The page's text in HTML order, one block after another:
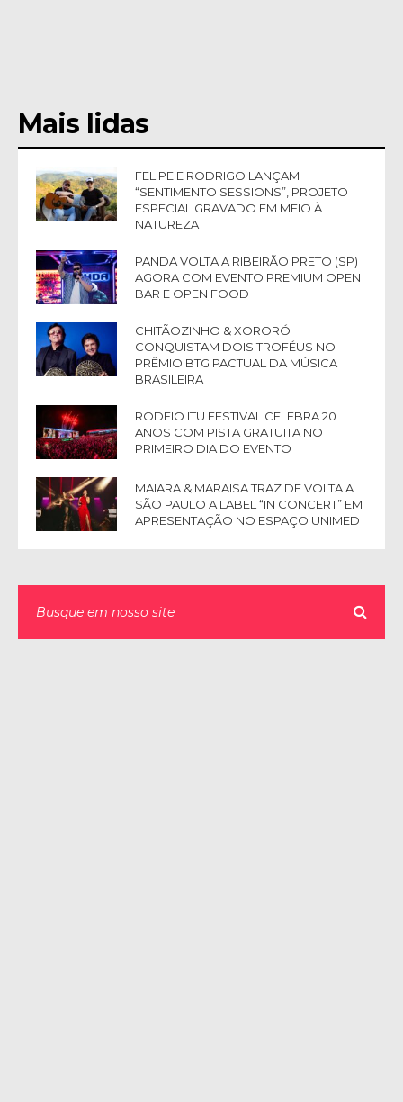
Mais lidas
FELIPE E RODRIGO LANÇAM
“SENTIMENTO SESSIONS”, PROJETO
ESPECIAL GRAVADO EM MEIO À
NATUREZA
PANDA VOLTA A RIBEIRÃO PRETO (SP)
AGORA COM EVENTO PREMIUM OPEN
BAR E OPEN FOOD
CHITÃOZINHO & XORORÓ
CONQUISTAM DOIS TROFÉUS NO
PRÊMIO BTG PACTUAL DA MÚSICA
BRASILEIRA
RODEIO ITU FESTIVAL CELEBRA 20
ANOS COM PISTA GRATUITA NO
PRIMEIRO DIA DO EVENTO
MAIARA & MARAISA TRAZ DE VOLTA A
SÃO PAULO A LABEL “IN CONCERT” EM
APRESENTAÇÃO NO ESPAÇO UNIMED